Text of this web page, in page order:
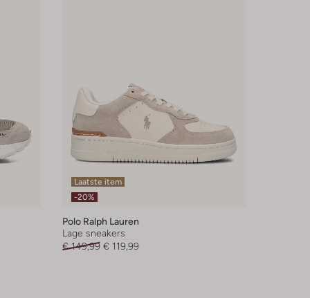
Laatste item
-20%
Polo Ralph Lauren
Lage sneakers
€ 149,99 € 119,99